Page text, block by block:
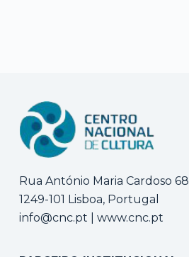
Rua António Maria Cardoso 68
1249-101 Lisboa, Portugal
info@cnc.pt
www.cnc.pt